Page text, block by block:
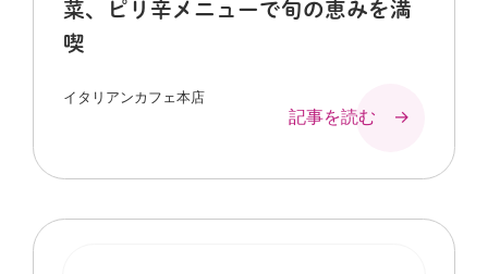
菜、ピリ辛メニューで旬の恵みを満
喫
イタリアンカフェ本店
記事を読む →